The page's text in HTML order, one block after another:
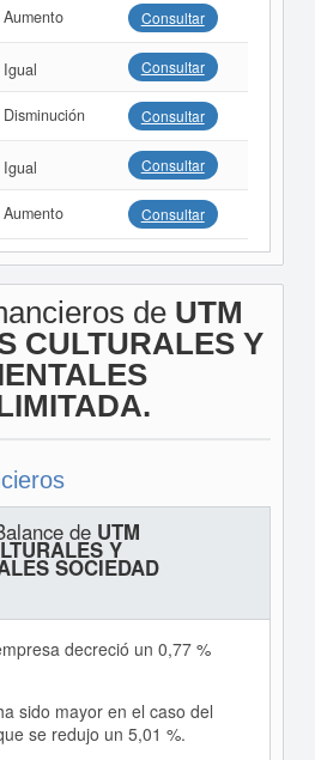
Aumento Consultar
Igual Consultar
Disminución Consultar
Igual Consultar
Aumento Consultar
de UTM
CULTURALES Y
de UTM
Y
SOCIEDAD
decreció un 0,77 %
sido mayor en el caso del
se redujo un 5,01 %.